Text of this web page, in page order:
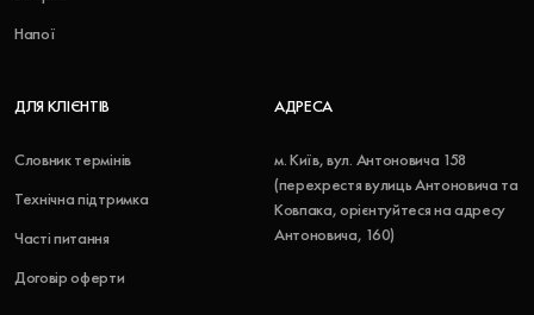
Напої
ДЛЯ КЛІЄНТІВ
Словник термінів
Технічна підтримка
Часті питання
Договір оферти
АДРЕСА
м. Київ, вул. Антоновича 158
(перехрестя вулиць Антоновича та
Ковпака, орієнтуйтеся на адресу
Антоновича, 160)